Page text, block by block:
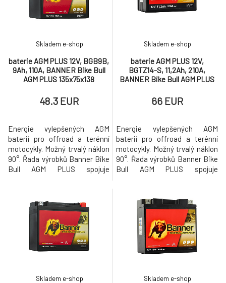
vyspělá kvalitní baterie s skel
vyspělá kvalitní baterie s skel
baterie AGM PLUS 12V, BGB9B,
9Ah, 110A, BANNER Bike Bull
AGM PLUS 135x75x138
Skladem e-shop
48.3 EUR
Energie vylepšených AGM
baterií pro offroad a terénní
motocykly. Možný trvalý náklon
90°. Řada výrobků Banner Bike
Bull AGM PLUS spojuje
komfortem a provozní
spolehlivostí. Ideálně vhodné
pro enduro a terénní motocykly.
Bike Bull AGM PLUS je vysoce
vyspělá kvalitní baterie s skel
baterie AGM PLUS 12V,
BGTZ14-S, 11,2Ah, 210A,
BANNER Bike Bull AGM PLUS
Skladem e-shop
66 EUR
Energie vylepšených AGM
baterií pro offroad a terénní
motocykly. Možný trvalý náklon
90°. Řada výrobků Banner Bike
Bull AGM PLUS spojuje
komfortem a provozní
spolehlivostí. Ideálně vhodné
pro enduro a terénní motocykly.
Bike Bull AGM PLUS je vysoce
vyspělá kvalitní baterie s skel
Skladem e-shop Skladem e-shop